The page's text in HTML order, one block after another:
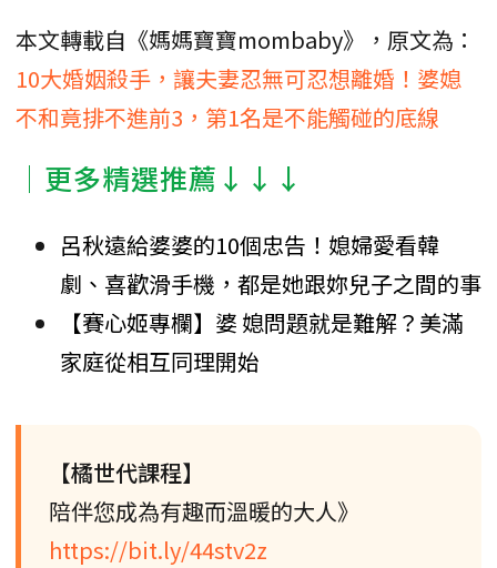
本文轉載自《媽媽寶寶mombaby》，原文為：
10大婚姻殺手，讓夫妻忍無可忍想離婚！婆媳
不和竟排不進前3，第1名是不能觸碰的底線
│更多精選推薦↓↓↓
呂秋遠給婆婆的10個忠告！媳婦愛看韓
劇、喜歡滑手機，都是她跟妳兒子之間的事
【賽心姬專欄】婆 媳問題就是難解？美滿
家庭從相互同理開始
【橘世代課程】
陪伴您成為有趣而溫暖的大人》
https://bit.ly/44stv2z